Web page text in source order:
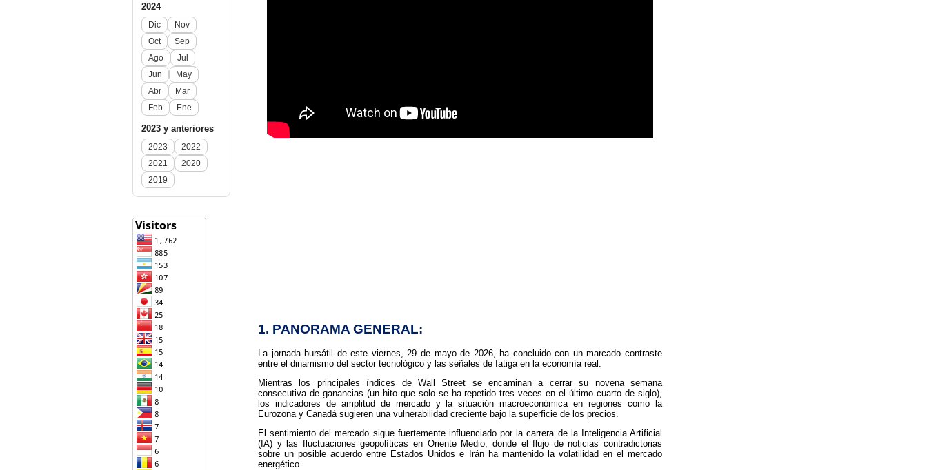
1. PANORAMA GENERAL:
La jornada bursátil de este viernes, 29 de mayo de 2026, ha concluido con un marcado contraste
entre el dinamismo del sector tecnológico y las señales de fatiga en la economía real.
Mientras los principales índices de Wall Street se encaminan a cerrar su novena semana
consecutiva de ganancias (un hito que solo se ha repetido tres veces en el último cuarto de siglo),
los indicadores de amplitud de mercado y la situación macroeconómica en regiones como la
Eurozona y Canadá sugieren una vulnerabilidad creciente bajo la superficie de los precios.
El sentimiento del mercado sigue fuertemente influenciado por la carrera de la Inteligencia Artificial
(IA) y las fluctuaciones geopolíticas en Oriente Medio, donde el flujo de noticias contradictorias
sobre un posible acuerdo entre Estados Unidos e Irán ha mantenido la volatilidad en el mercado
energético.
2024
Dic
Nov
Oct
Sep
Ago
Jul
Jun
May
Abr
Mar
Feb
Ene
2023 y anteriores
2023
2022
2021
2020
2019